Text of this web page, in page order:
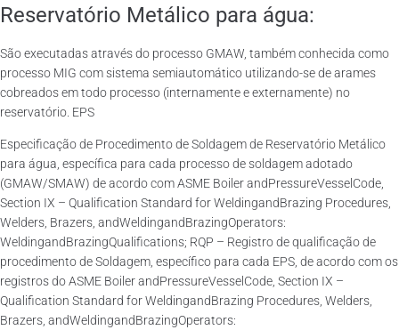
Reservatório Metálico para água:
São executadas através do processo GMAW, também conhecida como
processo MIG com sistema semiautomático utilizando-se de arames
cobreados em todo processo (internamente e externamente) no
reservatório. EPS
Especificação de Procedimento de Soldagem de Reservatório Metálico
para água, específica para cada processo de soldagem adotado
(GMAW/SMAW) de acordo com ASME Boiler andPressureVesselCode,
Section IX – Qualification Standard for WeldingandBrazing Procedures,
Welders, Brazers, andWeldingandBrazingOperators:
WeldingandBrazingQualifications; RQP – Registro de qualificação de
procedimento de Soldagem, específico para cada EPS, de acordo com os
registros do ASME Boiler andPressureVesselCode, Section IX –
Qualification Standard for WeldingandBrazing Procedures, Welders,
Brazers, andWeldingandBrazingOperators: